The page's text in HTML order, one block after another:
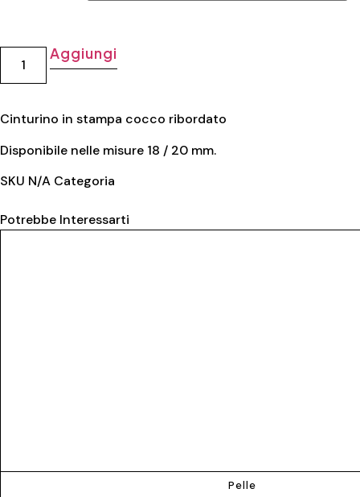
Aggiungi
Cinturino in stampa cocco ribordato
Disponibile nelle misure 18 / 20 mm.
SKU N/A Categoria
Potrebbe Interessarti
Pelle